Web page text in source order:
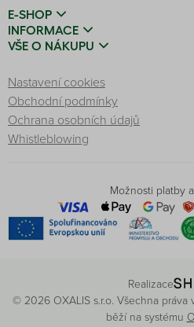
E-SHOP
INFORMACE
VŠE O NÁKUPU
Nastavení cookies
Obchodní podmínky
Ochrana osobních údajů
Whistleblowing
Možnosti platby
© 2026 OXALIS s.r.o. Všechna
běží na systému
Realizace